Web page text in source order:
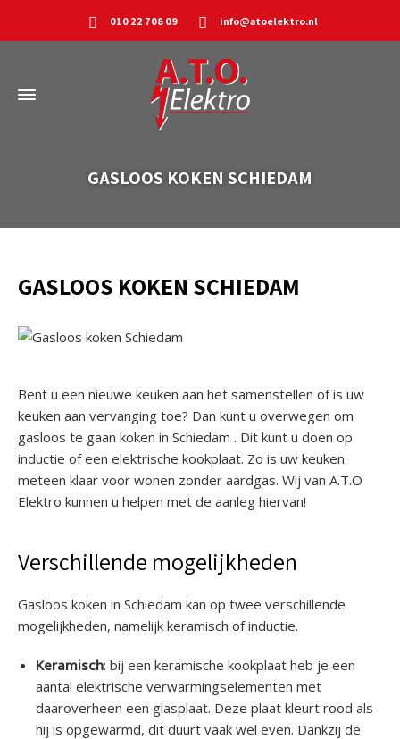
010 22 708 09 info@atoelektro.nl
GASLOOS KOKEN SCHIEDAM
GASLOOS KOKEN SCHIEDAM
Bent u een nieuwe keuken aan het samenstellen of is uw
keuken aan vervanging toe? Dan kunt u overwegen om
gasloos te gaan koken in Schiedam . Dit kunt u doen op
inductie of een elektrische kookplaat. Zo is uw keuken
meteen klaar voor wonen zonder aardgas. Wij van A.T.O
Elektro kunnen u helpen met de aanleg hiervan!
Verschillende mogelijkheden
Gasloos koken in Schiedam kan op twee verschillende
mogelijkheden, namelijk keramisch of inductie.
Keramisch: bij een keramische kookplaat heb je een
aantal elektrische verwarmingselementen met
daaroverheen een glasplaat. Deze plaat kleurt rood als
hij is opgewarmd, dit duurt vaak wel even. Dankzij de